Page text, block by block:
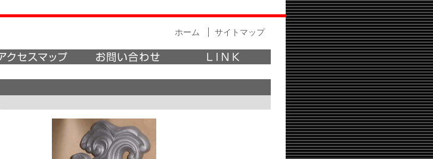
ホーム サイトマップ